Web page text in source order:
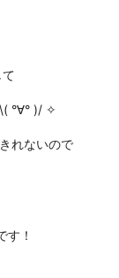
°∀° )/ ✧
れないので
す！